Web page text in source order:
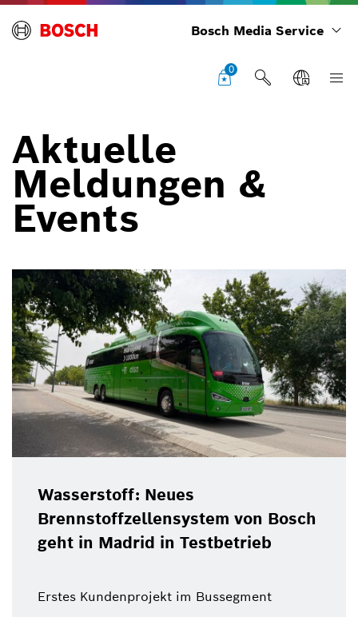
Bosch Media Service
0
Aktuelle
Meldungen &
Events
Wasserstoff: Neues
Brennstoffzellensystem von Bosch
geht in Madrid in Testbetrieb
Erstes Kundenprojekt im Bussegment